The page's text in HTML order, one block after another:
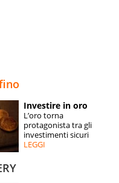
ESPERTI
CONTATTI
Investire in oro
L’oro torna
protagonista tra gli
investimenti sicuri
LEGGI